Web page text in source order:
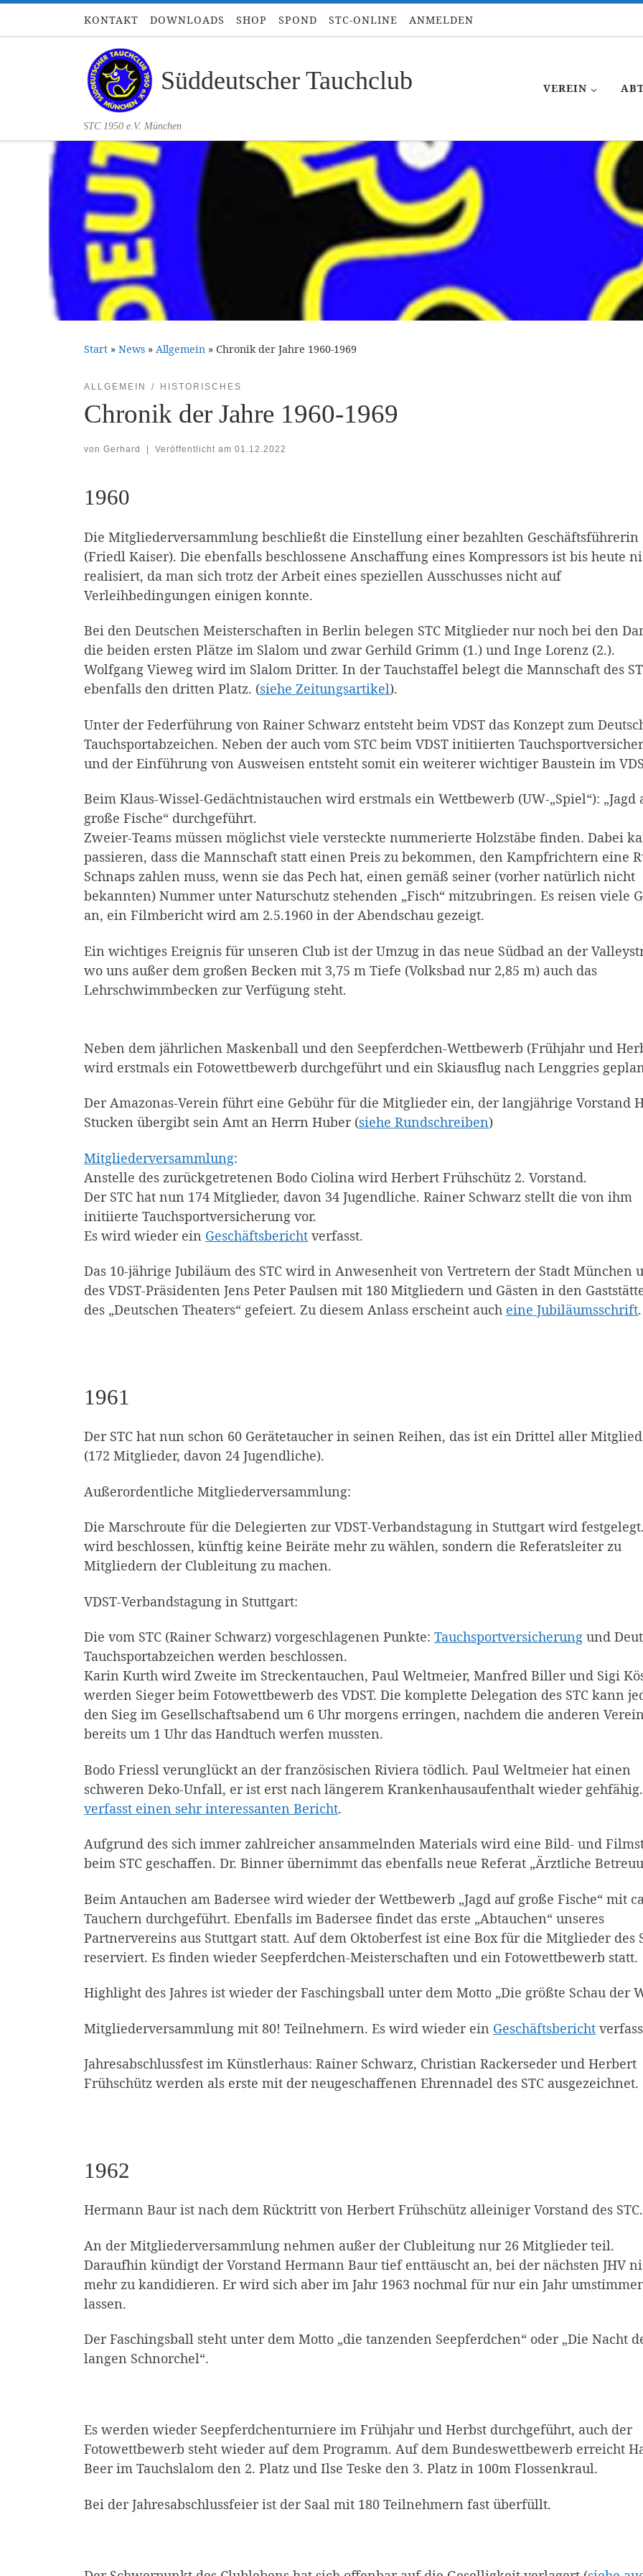
Zum Inhalt springen
KONTAKT DOWNLOADS SHOP SPOND STC-ONLINE ANMELDEN
Süddeutscher Tauchclub
STC 1950 e.V. München
VEREIN
Start » News » Allgemein » Chronik der Jahre 1960-1969
ALLGEMEIN HISTORISCHES
Chronik der Jahre 1960-1969
von Gerhard | Veröffentlicht am 01.12.2022
1960
Die Mitgliederversammlung beschließt die Einstellung einer bezahlten Geschäftsführerin
(Friedl Kaiser). Die ebenfalls beschlossene Anschaffung eines Kompressors ist bis heute
realisiert, da man sich trotz der Arbeit eines speziellen Ausschusses nicht auf
Verleihbedingungen einigen konnte.
Bei den Deutschen Meisterschaften in Berlin belegen STC Mitglieder nur noch bei den
die beiden ersten Plätze im Slalom und zwar Gerhild Grimm (1.) und Inge Lorenz (2.).
Wolfgang Vieweg wird im Slalom Dritter. In der Tauchstaffel belegt die Mannschaft des
ebenfalls den dritten Platz. (siehe Zeitungsartikel).
Unter der Federführung von Rainer Schwarz entsteht beim VDST das Konzept zum
Tauchsportabzeichen. Neben der auch vom STC beim VDST initiierten
und der Einführung von Ausweisen entsteht somit ein weiterer wichtiger Baustein im
Beim Klaus-Wissel-Gedächtnistauchen wird erstmals ein Wettbewerb (UW-„Spiel“): „Jagd
große Fische“ durchgeführt.
Zweier-Teams müssen möglichst viele versteckte nummerierte Holzstäbe finden. Dabei
passieren, dass die Mannschaft statt einen Preis zu bekommen, den Kampfrichtern eine
Schnaps zahlen muss, wenn sie das Pech hat, einen gemäß seiner (vorher natürlich nicht
bekannten) Nummer unter Naturschutz stehenden „Fisch“ mitzubringen. Es reisen viele
an, ein Filmbericht wird am 2.5.1960 in der Abendschau gezeigt.
Ein wichtiges Ereignis für unseren Club ist der Umzug in das neue Südbad an der
wo uns außer dem großen Becken mit 3,75 m Tiefe (Volksbad nur 2,85 m) auch das
Lehrschwimmbecken zur Verfügung steht.
Neben dem jährlichen Maskenball und den Seepferdchen-Wettbewerb (Frühjahr und
wird erstmals ein Fotowettbewerb durchgeführt und ein Skiausflug nach Lenggries
Der Amazonas-Verein führt eine Gebühr für die Mitglieder ein, der langjährige Vorstand
Stucken übergibt sein Amt an Herrn Huber (siehe Rundschreiben)
Mitgliederversammlung:
Anstelle des zurückgetretenen Bodo Ciolina wird Herbert Frühschütz 2. Vorstand.
Der STC hat nun 174 Mitglieder, davon 34 Jugendliche. Rainer Schwarz stellt die von ihm
initiierte Tauchsportversicherung vor.
Es wird wieder ein Geschäftsbericht verfasst.
Das 10-jährige Jubiläum des STC wird in Anwesenheit von Vertretern der Stadt München
des VDST-Präsidenten Jens Peter Paulsen mit 180 Mitgliedern und Gästen in den
des „Deutschen Theaters“ gefeiert. Zu diesem Anlass erscheint auch eine Jubiläumsschrift.
1961
Der STC hat nun schon 60 Gerätetaucher in seinen Reihen, das ist ein Drittel aller
(172 Mitglieder, davon 24 Jugendliche).
Außerordentliche Mitgliederversammlung:
Die Marschroute für die Delegierten zur VDST-Verbandstagung in Stuttgart wird
wird beschlossen, künftig keine Beiräte mehr zu wählen, sondern die Referatsleiter zu
Mitgliedern der Clubleitung zu machen.
VDST-Verbandstagung in Stuttgart:
Die vom STC (Rainer Schwarz) vorgeschlagenen Punkte: Tauchsportversicherung und
Tauchsportabzeichen werden beschlossen.
Karin Kurth wird Zweite im Streckentauchen, Paul Weltmeier, Manfred Biller und Sigi
werden Sieger beim Fotowettbewerb des VDST. Die komplette Delegation des STC kann
den Sieg im Gesellschaftsabend um 6 Uhr morgens erringen, nachdem die anderen
bereits um 1 Uhr das Handtuch werfen mussten.
Bodo Friessl verunglückt an der französischen Riviera tödlich. Paul Weltmeier hat einen
schweren Deko-Unfall, er ist erst nach längerem Krankenhausaufenthalt wieder gehfähig.
verfasst einen sehr interessanten Bericht.
Aufgrund des sich immer zahlreicher ansammelnden Materials wird eine Bild- und
beim STC geschaffen. Dr. Binner übernimmt das ebenfalls neue Referat „Ärztliche
Beim Antauchen am Badersee wird wieder der Wettbewerb „Jagd auf große Fische“ mit
Tauchern durchgeführt. Ebenfalls im Badersee findet das erste „Abtauchen“ unseres
Partnervereins aus Stuttgart statt. Auf dem Oktoberfest ist eine Box für die Mitglieder des
reserviert. Es finden wieder Seepferdchen-Meisterschaften und ein Fotowettbewerb statt.
Highlight des Jahres ist wieder der Faschingsball unter dem Motto „Die größte Schau der
Mitgliederversammlung mit 80! Teilnehmern. Es wird wieder ein Geschäftsbericht
Jahresabschlussfest im Künstlerhaus: Rainer Schwarz, Christian Rackerseder und Herbert
Frühschütz werden als erste mit der neugeschaffenen Ehrenna­del des STC ausgezeichnet.
1962
Hermann Baur ist nach dem Rücktritt von Herbert Frühschütz alleiniger Vorstand des STC.
An der Mitgliederversammlung nehmen außer der Clubleitung nur 26 Mitglieder teil.
Daraufhin kündigt der Vorstand Hermann Baur tief enttäuscht an, bei der nächsten JHV
mehr zu kandidieren. Er wird sich aber im Jahr 1963 nochmal für nur ein Jahr
lassen.
Der Faschingsball steht unter dem Motto „die tanzenden Seepferdchen“ oder „Die Nacht
langen Schnorchel“.
Es werden wieder Seepferdchenturniere im Frühjahr und Herbst durchgeführt, auch der
Fotowettbewerb steht wieder auf dem Programm. Auf dem Bundeswettbewerb erreicht
Beer im Tauchslalom den 2. Platz und Ilse Teske den 3. Platz in 100m Flossenkraul.
Bei der Jahresabschlussfeier ist der Saal mit 180 Teil­nehmern fast überfüllt.